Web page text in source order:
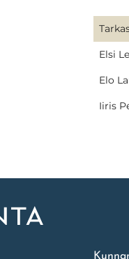
Elsi
Elo
Iiris